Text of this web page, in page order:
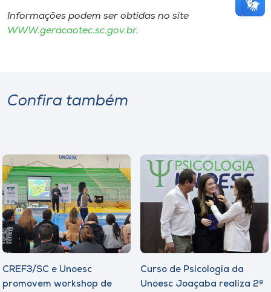
Informações podem ser obtidas no site
WWW.geracaotec.sc.gov.br.
Confira também
CREF3/SC e Unoesc
promovem workshop de
Curso de Psicologia da
Unoesc Joaçaba realiza 2ª